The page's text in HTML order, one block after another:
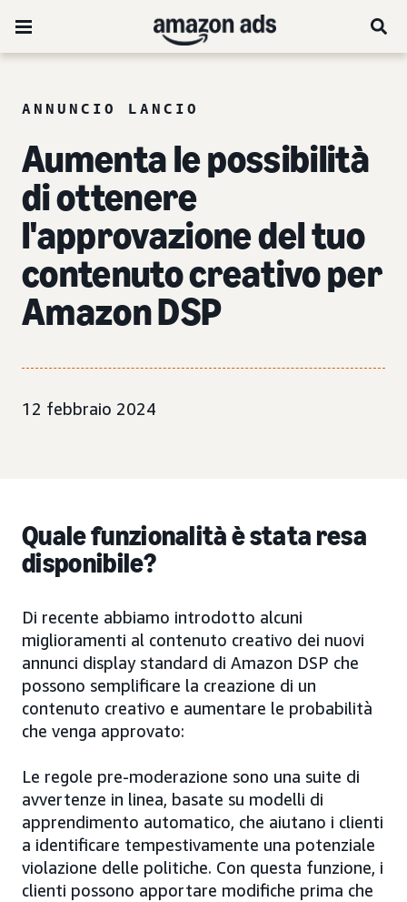
ANNUNCIO LANCIO
Aumenta le possibilità
di ottenere
l'approvazione del tuo
contenuto creativo per
Amazon DSP
12 febbraio 2024
Quale funzionalità è stata resa
disponibile?
Di recente abbiamo introdotto alcuni
miglioramenti al contenuto creativo dei nuovi
annunci display standard di Amazon DSP che
possono semplificare la creazione di un
contenuto creativo e aumentare le probabilità
che venga approvato:
Le regole pre-moderazione sono una suite di
avvertenze in linea, basate su modelli di
apprendimento automatico, che aiutano i clienti
a identificare tempestivamente una potenziale
violazione delle politiche. Con questa funzione, i
clienti possono apportare modifiche prima che